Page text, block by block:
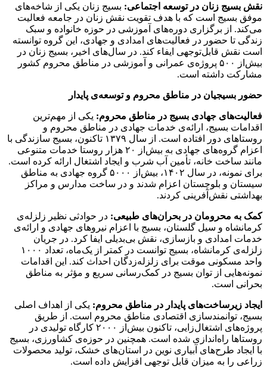
نقش بسیج زنان در توسعه اجتماعی: بسیج زنان یکی از شاخه‌های
موفق بسیج است که با هدف تقویت نقش زنان در جامعه فعالیت
می‌کند. از برگزاری دوره‌های آموزشی در حوزه خانواده و سبک
زندگی تا حضور در فعالیت‌های امدادی و جهادی، این گروه توانسته
است نقش قابل‌توجهی ایفاء کند. در سال‌های اخیر، بسیج زنان در
بیش‌از ۵۰۰ پروژه‌ی عمرانی و آموزشی در مناطق محروم کشور
مشارکت داشته است.
حضور بسیجیان در مناطق محروم و توسعه‌ی پایدار
فعالیت‌های جهادی بسیج در مناطق محروم: یکی از مهم‌ترین
اقدامات بسیج، ارائه‌ی خدمات جهادی در مناطق محروم و
روستاهای دور افتاده است. از سال ۱۳۷۹ تاکنون، بسیج سازندگی با
اعزام گروه‌های جهادی به بیش‌از ۲۰ هزار روستا خدمات متنوعی
مانند ساخت خانه، تأمین آب شرب و ایجاد اشتغال ارائه کرده است.
برای نمونه، در سال ۱۴۰۲، بیش‌از ۵۰۰۰ گروه جهادی به مناطق
سیستان و بلوچستان اعزام شدند و در ساخت مدارس و مراکز
بهداشتی نقش‌آفرینی کردند.
کمک به محرومان در بحران‌های طبیعی: در حوادثی نظیر زلزله‌ی
کرمانشاه و سیل گلستان، بسیج با اعزام نیروهای جهادی و ارائه‌ی
خدمات امدادی و بازسازی، نقش بی‌بدیلی ایفا کرد. در جریان
زلزله‌ی کرمانشاه، بسیج توانست در کمتر از یک‌ماه، تعداد ۱۰۰۰
واحد مسکونی موقت برای زلزله‌زدگان احداث کند. این اقدامات
نمونه‌هایی از توان بسیج در کمک‌رسانی سریع و مؤثر به مناطق
بحرانی است.
ایجاد زیرساخت‌های پایدار در مناطق محروم: یکی از اهداف اصلی
بسیج، توانمندسازی اقتصادی مناطق محروم است. از طریق
پروژه‌های اشتغال‌زایی، تاکنون بیش‌از ۲۰۰۰ کارگاه تولیدی در
روستاها راه‌اندازی شده است. همچنین در حوزه‌ی کشاورزی، بسیج
با ایجاد طرح‌های آبیاری نوین در استان‌های خشک، تولید محصولات
زراعی را به میزان قابل توجهی افزایش داده است.